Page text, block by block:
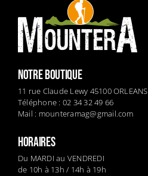
NOTRE BOUTIQUE
11 rue Claude Lewy 45100 ORLEANS
Téléphone : 02 34 32 49 66
Mail : mounteramag@gmail.com
HORAIRES
Du MARDI au VENDREDI
de 10h à 13h / 14h à 19h